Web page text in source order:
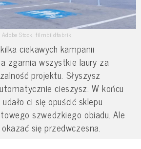
Adobe Stock, filmbildfabrik
ciekawych kampanii
zgarnia wszystkie laury za
projektu. Słyszysz
cieszysz. W końcu
ci się opuścić sklepu
szwedzkiego obiadu. Ale
się przedwczesna.